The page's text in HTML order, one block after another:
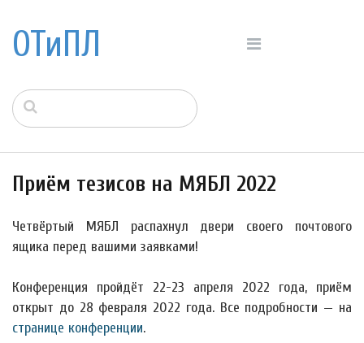
ОТиПЛ
Приём тезисов на МЯБЛ 2022
Четвёртый МЯБЛ распахнул двери своего почтового
ящика перед вашими заявками!
Конференция пройдёт 22-23 апреля 2022 года, приём
открыт до 28 февраля 2022 года. Все подробности — на
странице конференции.